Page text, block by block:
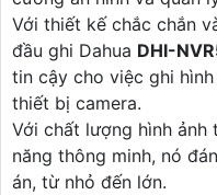
Với thiết kế chắc chắn
đầu ghi Dahua DHI-
tin cậy cho việc ghi
thiết bị camera.
Với chất lượng hình
năng thông minh, nó
án, từ nhỏ đến lớn.